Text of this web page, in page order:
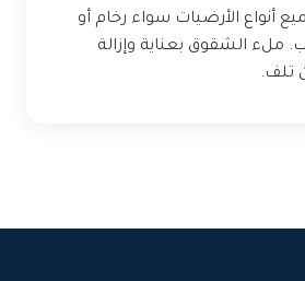
أنواع الأرضيات سواء رخام أو
الشقوق بعناية وإزالة
تلف.